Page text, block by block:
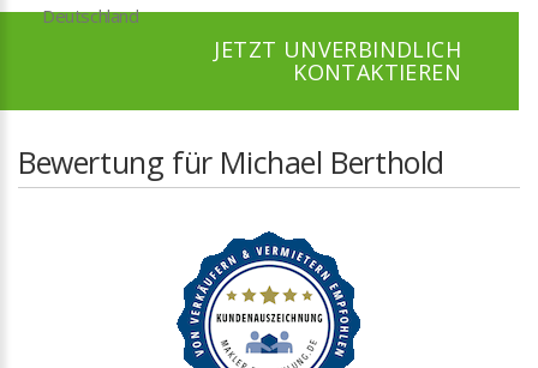
Deutschland
JETZT UNVERBINDLICH
KONTAKTIEREN
Bewertung für Michael Berthold